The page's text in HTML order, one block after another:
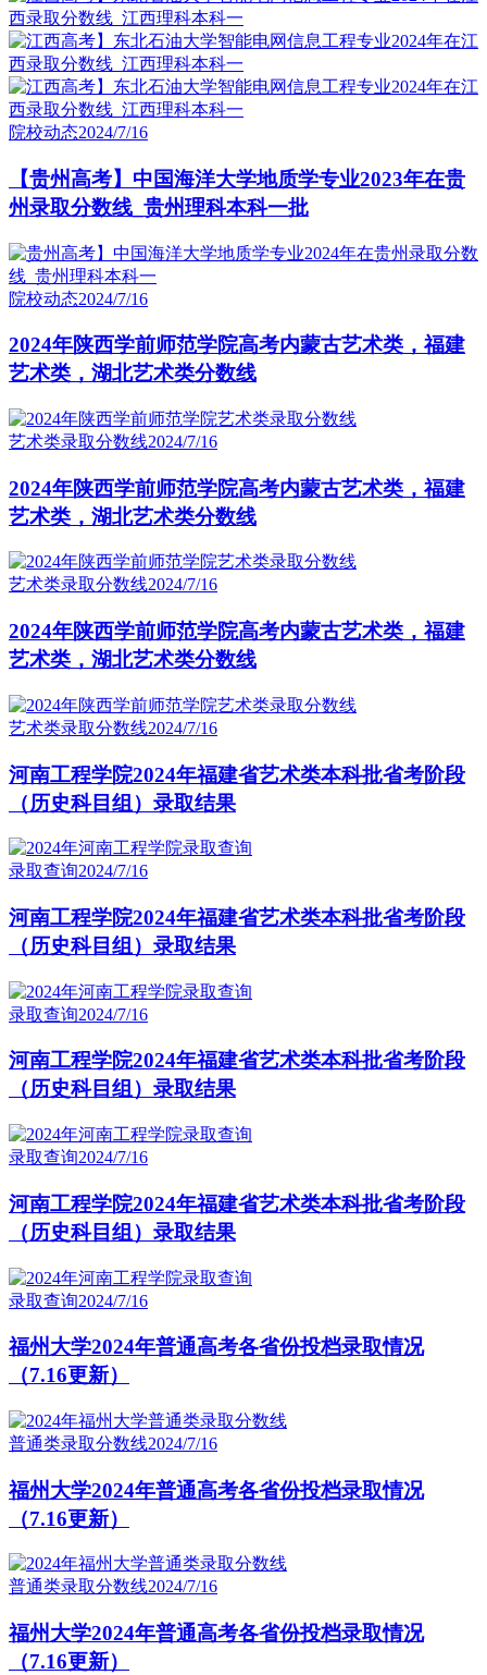
院校动态2024/7/16
【贵州高考】中国海洋大学地质学专业2023年在贵
州录取分数线_贵州理科本科一批
院校动态2024/7/16
2024年陕西学前师范学院高考内蒙古艺术类，福建
艺术类，湖北艺术类分数线
艺术类录取分数线2024/7/16
2024年陕西学前师范学院高考内蒙古艺术类，福建
艺术类，湖北艺术类分数线
艺术类录取分数线2024/7/16
2024年陕西学前师范学院高考内蒙古艺术类，福建
艺术类，湖北艺术类分数线
艺术类录取分数线2024/7/16
河南工程学院2024年福建省艺术类本科批省考阶段
（历史科目组）录取结果
录取查询2024/7/16
河南工程学院2024年福建省艺术类本科批省考阶段
（历史科目组）录取结果
录取查询2024/7/16
河南工程学院2024年福建省艺术类本科批省考阶段
（历史科目组）录取结果
录取查询2024/7/16
河南工程学院2024年福建省艺术类本科批省考阶段
（历史科目组）录取结果
录取查询2024/7/16
福州大学2024年普通高考各省份投档录取情况
（7.16更新）
普通类录取分数线2024/7/16
福州大学2024年普通高考各省份投档录取情况
（7.16更新）
普通类录取分数线2024/7/16
福州大学2024年普通高考各省份投档录取情况
（7.16更新）